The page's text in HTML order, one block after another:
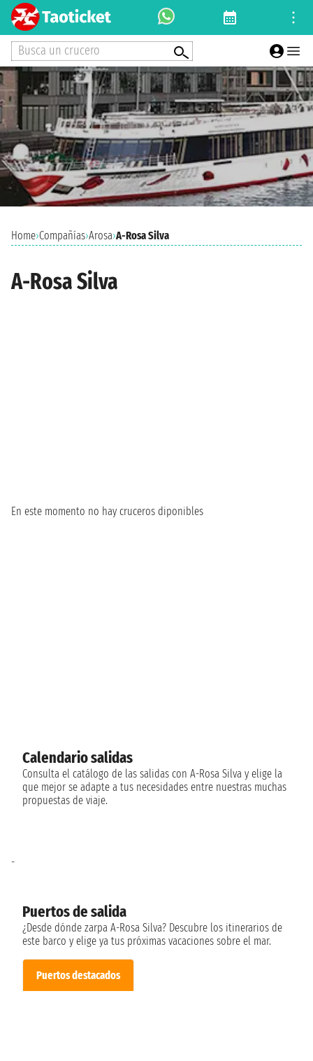
Busca un crucero
Home›Compañías›Arosa›A-Rosa Silva
A-Rosa Silva
En este momento no hay cruceros diponibles
Calendario salidas
Consulta el catálogo de las salidas con A-Rosa Silva y elige la
que mejor se adapte a tus necesidades entre nuestras muchas
propuestas de viaje.
Puertos de salida
¿Desde dónde zarpa A-Rosa Silva? Descubre los itinerarios de
este barco y elige ya tus próximas vacaciones sobre el mar.
Puertos destacados
-